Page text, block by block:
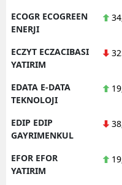
ECOGR ECOGREEN
ENERJI
ECZYT ECZACIBASI
YATIRIM
EDATA E-DATA
TEKNOLOJI
EDIP EDIP
GAYRIMENKUL
EFOR EFOR
YATIRIM